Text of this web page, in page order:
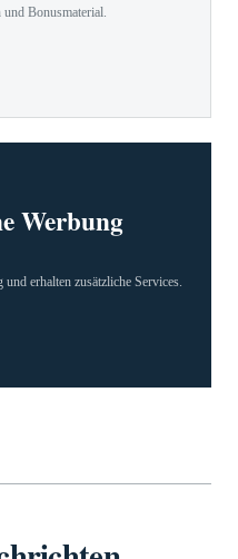
Bonusmaterial.
Werbung
erhalten zusätzliche Services.